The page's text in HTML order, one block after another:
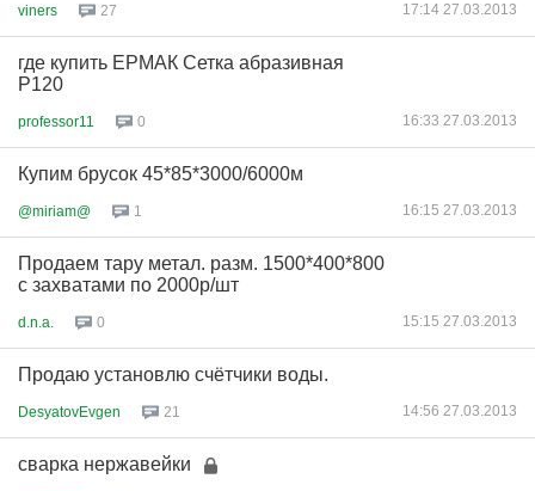
viners 27 17:14 27.03.2013
где купить ЕРМАК Сетка абразивная
Р120
professor11 0 16:33 27.03.2013
Купим брусок 45*85*3000/6000м
@miriam@ 1 16:15 27.03.2013
Продаем тару метал. разм. 1500*400*800
с захватами по 2000р/шт
d.n.a. 0 15:15 27.03.2013
Продаю установлю счётчики воды.
DesyatovEvgen 21 14:56 27.03.2013
сварка нержавейки